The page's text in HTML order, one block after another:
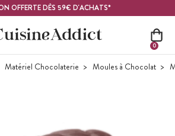
OFFERTE DÈS 59€ D'ACHATS*
0
Matériel Chocolaterie Moules à Chocolat